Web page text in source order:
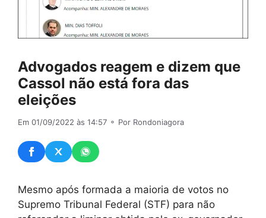
Advogados reagem e dizem que
Cassol não está fora das
eleições
Em 01/09/2022 às 14:57 ⚬ Por Rondoniagora
Mesmo após formada a maioria de votos no
Supremo Tribunal Federal (STF) para não